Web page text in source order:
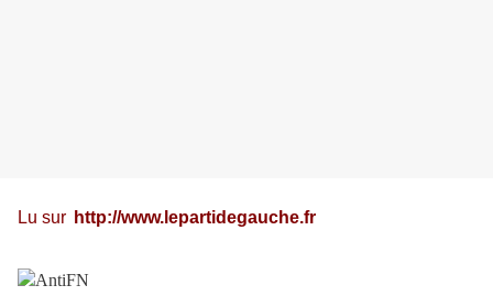
Lu sur http://www.lepartidegauche.fr